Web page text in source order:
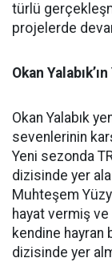
türlü
projelerde
Okan
Okan Yalabık
sevenlerinin
Yeni sezonda
dizisinde yer
Muhteşem
hayat vermiş
kendine hayran
dizisinde yer